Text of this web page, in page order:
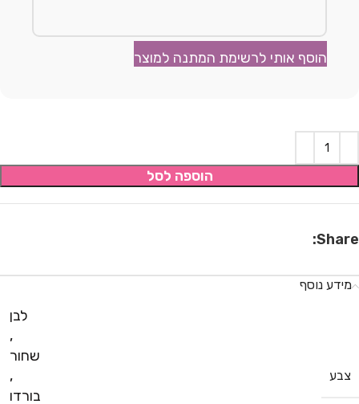
הוסף אותי לרשימת המתנה למוצר
הוספה לסל
Share:
מידע נוסף
צבע
לבן
,
שחור
,
בורדו